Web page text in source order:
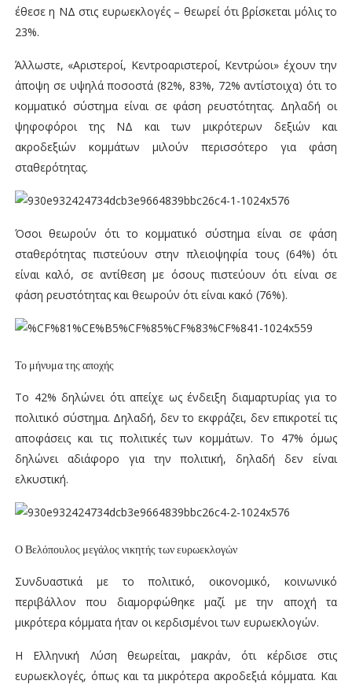
έθεσε η ΝΔ στις ευρωεκλογές – θεωρεί ότι βρίσκεται μόλις το
23%.
Άλλωστε, «Αριστεροί, Κεντροαριστεροί, Κεντρώοι» έχουν την
άποψη σε υψηλά ποσοστά (82%, 83%, 72% αντίστοιχα) ότι το
κομματικό σύστημα είναι σε φάση ρευστότητας. Δηλαδή οι
ψηφοφόροι της ΝΔ και των μικρότερων δεξιών και
ακροδεξιών κομμάτων μιλούν περισσότερο για φάση
σταθερότητας.
Όσοι θεωρούν ότι το κομματικό σύστημα είναι σε φάση
σταθερότητας πιστεύουν στην πλειοψηφία τους (64%) ότι
είναι καλό, σε αντίθεση με όσους πιστεύουν ότι είναι σε
φάση ρευστότητας και θεωρούν ότι είναι κακό (76%).
Το μήνυμα της αποχής
Το 42% δηλώνει ότι απείχε ως ένδειξη διαμαρτυρίας για το
πολιτικό σύστημα. Δηλαδή, δεν το εκφράζει, δεν επικροτεί τις
αποφάσεις και τις πολιτικές των κομμάτων. Το 47% όμως
δηλώνει αδιάφορο για την πολιτική, δηλαδή δεν είναι
ελκυστική.
Ο Βελόπουλος μεγάλος νικητής των ευρωεκλογών
Συνδυαστικά με το πολιτικό, οικονομικό, κοινωνικό
περιβάλλον που διαμορφώθηκε μαζί με την αποχή τα
μικρότερα κόμματα ήταν οι κερδισμένοι των ευρωεκλογών.
Η Ελληνική Λύση θεωρείται, μακράν, ότι κέρδισε στις
ευρωεκλογές, όπως και τα μικρότερα ακροδεξιά κόμματα. Και